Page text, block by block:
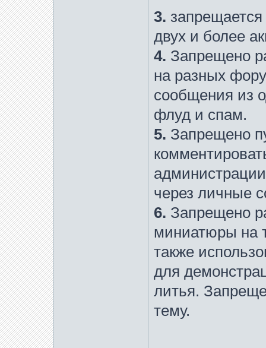
3. запрещается
двух и более
4. Запрещено
на разных
сообщения из
флуд и спам.
5. Запрещено
через личные
6. Запрещено
миниатюры на
также
для
литья.
тему.